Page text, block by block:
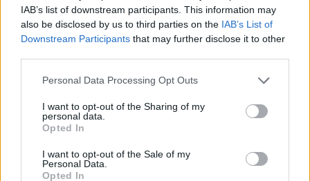
IAB’s list of downstream participants. This information may
also be disclosed by us to third parties on the IAB’s List of
Downstream Participants that may further disclose it to other
Please note that this website/app uses one or more Google
not limited to your visit or usage behaviour. You may click to
grant or deny consent to Google and its third-party tags to
use your data for below specified purposes in below Google
consent section.
Personal Data Processing Opt Outs
I want to opt-out of the Sharing of my
personal data.
Opted In
I want to opt-out of the Sale of my
Personal Data.
Opted In
Számos kudarc után az első sikeres Mars-
szonda az 1976-1977-es Viking-küldetések
óta az 1997-ben landolt Nyomkereső (Mars
Pathfinder) volt, amely - a fedélzetén szállított
éghajlatot és a természeti erőforrásokat
kutatta. A jármű fő tervezője a magyar
Hazaküldött adatai megerősítették a
csillagászok korábbi feltételezését, mely